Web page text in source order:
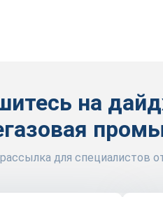
на
для специалистов